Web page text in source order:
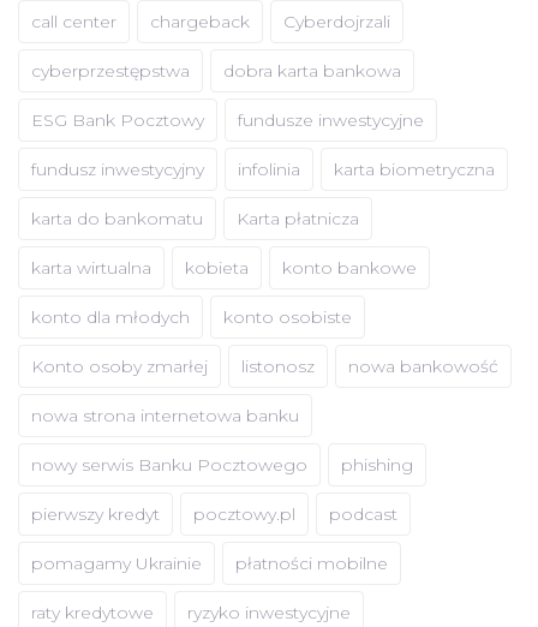
call center chargeback Cyberdojrzali
cyberprzestępstwa dobra karta bankowa
ESG Bank Pocztowy fundusze inwestycyjne
fundusz inwestycyjny infolinia karta biometryczna
karta do bankomatu Karta płatnicza
karta wirtualna kobieta konto bankowe
konto dla młodych konto osobiste
Konto osoby zmarłej listonosz nowa bankowość
nowa strona internetowa banku
nowy serwis Banku Pocztowego phishing
pierwszy kredyt pocztowy.pl podcast
pomagamy Ukrainie płatności mobilne
raty kredytowe ryzyko inwestycyjne